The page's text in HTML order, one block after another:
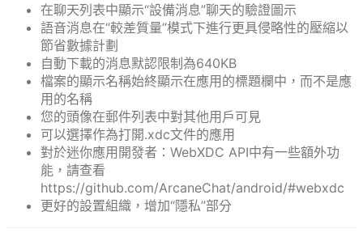
在聊天列表中顯示“設備消息”聊天的驗證圖示
語音消息在“較差質量”模式下進行更具侵略性的壓縮以
節省數據計劃
自動下載的消息默認限制為640KB
檔案的顯示名稱始終顯示在應用的標題欄中，而不是應
用的名稱
您的頭像在郵件列表中對其他用戶可見
可以選擇作為打開.xdc文件的應用
對於迷你應用開發者：WebXDC API中有一些額外功
能，請查看
https://github.com/ArcaneChat/android/#webxdc
更好的設置組織，增加“隱私”部分